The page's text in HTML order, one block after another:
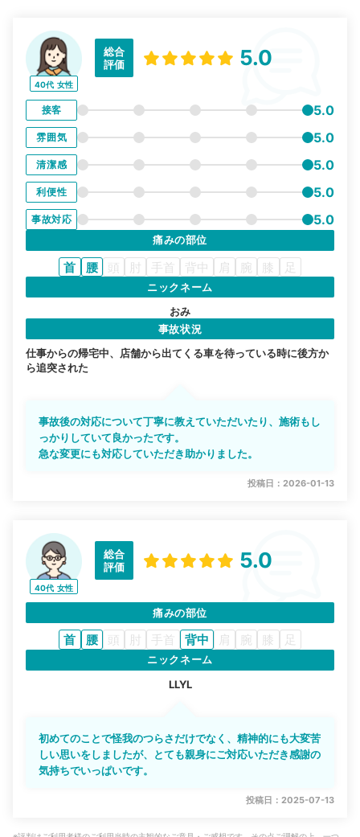
40代 女性
総合
評価
5.0
接客 5.0
雰囲気 5.0
清潔感 5.0
利便性 5.0
事故対応 5.0
痛みの部位
首 腰 頭 肘 手首 背中 肩 腕 膝 足
ニックネーム
おみ
事故状況
仕事からの帰宅中、店舗から出てくる車を待っている時に後方か
ら追突された
事故後の対応について丁寧に教えていただいたり、施術もし
っかりしていて良かったです。
急な変更にも対応していただき助かりました。
投稿日：2026-01-13
40代 女性
総合
評価
5.0
痛みの部位
首 腰 頭 肘 手首 背中 肩 腕 膝 足
ニックネーム
LLYL
初めてのことで怪我のつらさだけでなく、精神的にも大変苦
しい思いをしましたが、とても親身にご対応いただき感謝の
気持ちでいっぱいです。
投稿日：2025-07-13